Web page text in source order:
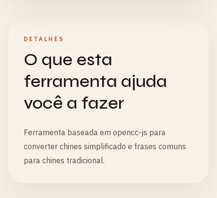
DETALHES
O que esta
ferramenta ajuda
você a fazer
Ferramenta baseada em opencc-js para
converter chines simplificado e frases comuns
para chines tradicional.